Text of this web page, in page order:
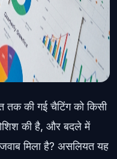
तक की गई चैटिंग को किसी
की है, और बदले में
मिला है? असलियत यह